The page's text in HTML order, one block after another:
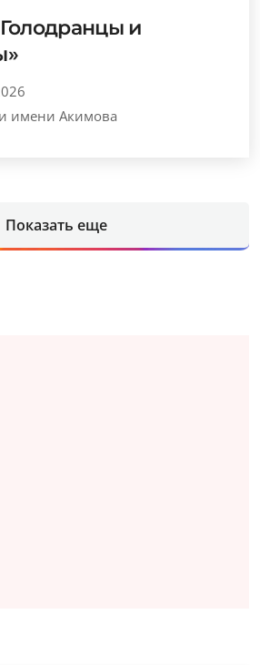
и
имени Акимова
Показать еще